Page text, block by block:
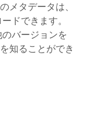
メタデータは、
ドできます。
バージョンを
知ることができ